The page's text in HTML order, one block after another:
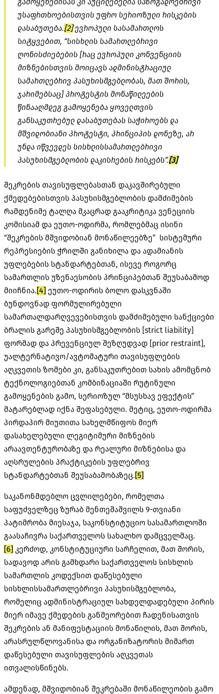
უსაფრთხოებისთვის უფრო სერიოზული რისკების
დასაბუთება.[2]ევროპული სასამართლოს
სიტყვებით, “სისხლის სამართლებრივი
ღონისძიებების [რაც ევროპული კონვენციის
მიზნებისთვის მოიცავს ადმინისტრაციულ
სამართლებრივ პასუხისმგებლობას, მათ შორის,
ჯარიმებსაც] პროტესტის მონაწილეების
წინააღმდეგ გამოყენება ყოველთვის
განსაკუთრებულ დასაბუთებას საჭიროებს და
მშვიდობიანი პროტესტი, პრინციპის დონეზე, არ
უნდა იწვევდეს სისხლისსამართლებრივი
პასუხისმგებლობის დაკისრების რისკებს”.[3]
შეკრების თავისუფლებასთან დაკავშირებული
ქმედებებისთვის პასუხისმგებლობის დამძიმების
რამდენიმე ტალღა მკაცრად გააკრიტიკა ვენეციის
კომისიამ და ეუთო-ოდირმა, რომლებმაც ისინი
“შეკრების მშვიდობიან მონაწილეებზე” სისტემური
რეპრესიების ჭრილში განიხილა და ადამიანის
უფლებების სტანდარტებთან, ისევე როგორც
სამართლის უზენაესობის პრინციპებთან შეუსაბამოდ
მიიჩნია.[4] ეუთო-ოდირის ბოლო დასკვნაში
ბუნდოვნად ფორმულირებული
სამართალდარღვევებისთვის დამძიმებული სანქციები
ბრალის გარეშე პასუხისმგებლობის [strict liability]
ფორმად და პრევენციულ შეზღუდვად [prior restraint],
უალტერნატივო/ავტომატური თავისუფლების
აღკვეთის ზომები კი, განსაკუთრებით სახის ამომცნობ
ტექნოლოგიებთან კომბინაციაში რუტინული
გამოყენების გამო, სერიოზულ “მსუსხავ ეფექტის”
მატარებლად იქნა შეფასებული. მეტიც, ეუთო-ოდირმა
პირდაპირ მიუთითა სახელმწიფოს მიერ
დასახელებული ლეგიტიმური მიზნების
არაავთენტურობაზე და რეალური მიზნებისა და
აღსრულების პრაქტიკების უფლებრივ
სტანდარტებთან შეუსაბამობაზეც.[5]
საკანონმდებლო ცვლილებები, რომელთა
საფუძველზეც ზურაბ მენთეშაშვილს 9-თვიანი
პატიმრობა მიესაჯა, საკონსტიტუციო სასამართლოში
გაასაჩივრა საქართველოს სახალხო დამცველმაც.
[6] კერძოდ, კონსტიტუციური სარჩელით, მათ შორის,
სადავოდ არის გამხდარი საქართველოს სისხლის
სამართლის კოდექსით დაწესებული
სისხლისსამართლებრივი პასუხისმგებლობა,
რომელიც ადმინისტრაციულ სახდელდადებული პირის
მიერ იმავე ქმედების განმეორებით ჩადენისათვის
შეკრების ან მანიფესტაციის მონაწილის, მათ შორის,
არასრულწლოვანისა და ორგანიზატორის მიმართ
დაწესებული თავისუფლების აღკვეთას
ითვალისწინებს.
ამდენად, მშვიდობიან შეკრებაში მონაწილეობის გამო